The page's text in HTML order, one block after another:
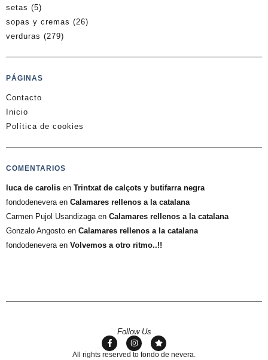
setas (5)
sopas y cremas (26)
verduras (279)
PÁGINAS
Contacto
Inicio
Política de cookies
COMENTARIOS
luca de carolis en Trintxat de calçots y butifarra negra
fondodenevera en Calamares rellenos a la catalana
Carmen Pujol Usandizaga en Calamares rellenos a la catalana
Gonzalo Angosto en Calamares rellenos a la catalana
fondodenevera en Volvemos a otro ritmo..!!
Follow Us
All rights reserved to fondo de nevera.